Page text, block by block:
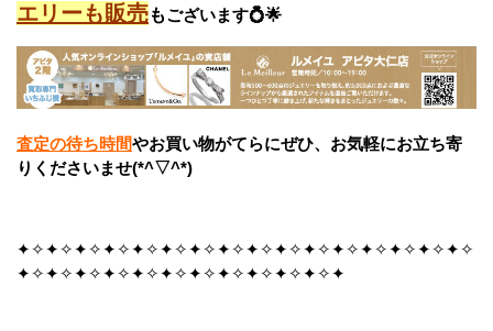
エリーも販売もございます💍🌟
査定の待ち時間やお買い物がてらにぜひ、お気軽にお立ち寄
りくださいませ(*^▽^*)
✦✧✦✧✦✧✦✧✦✧✦✧✦✧✦✧✦✧✦✧✦✧✦✧✦✧✦✧✦✧✦✧
✦✧✦✧✦✧✦✧✦✧✦✧✦✧✦✧✦✧✦✧✦✧✦